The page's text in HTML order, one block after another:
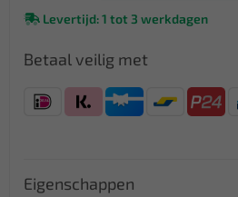
Levertijd: 1 tot 3 werkdagen
Betaal veilig met
Eigenschappen